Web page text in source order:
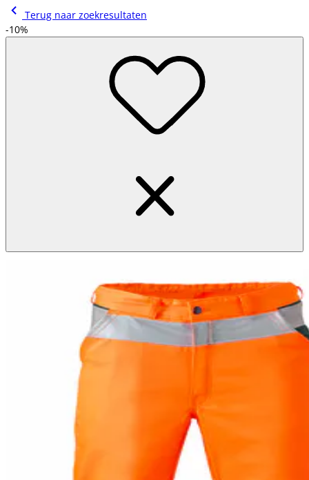
Terug naar zoekresultaten
-10%